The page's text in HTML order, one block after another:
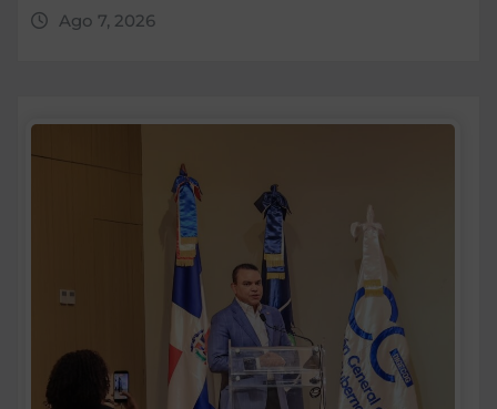
Ago 7, 2026